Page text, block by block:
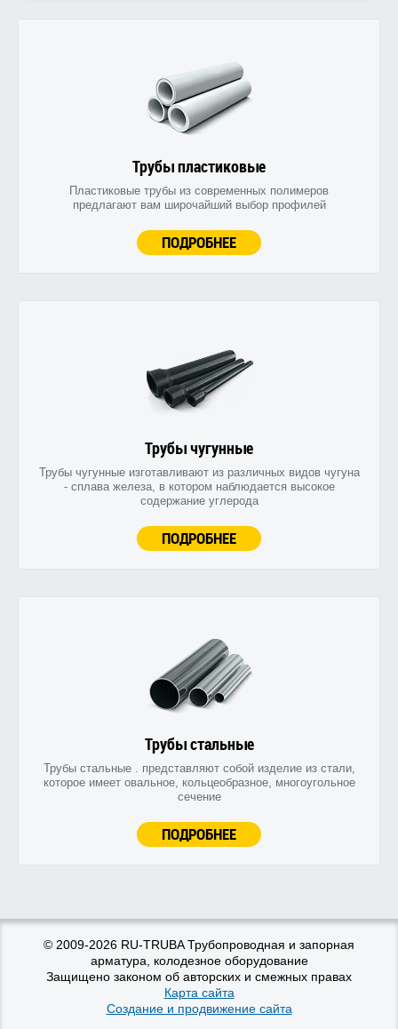
Трубы пластиковые
Пластиковые трубы из современных полимеров
предлагают вам широчайший выбор профилей
ПОДРОБНЕЕ
Трубы чугунные
Трубы чугунные изготавливают из различных видов чугуна
- сплава железа, в котором наблюдается высокое
содержание углерода
ПОДРОБНЕЕ
Трубы стальные
Трубы стальные . представляют собой изделие из стали,
которое имеет овальное, кольцеобразное, многоугольное
сечение
ПОДРОБНЕЕ
© 2009-2026 RU-TRUBA Трубопроводная и запорная
арматура, колодезное оборудование
Защищено законом об авторских и смежных правах
Карта сайта
Создание и продвижение сайта